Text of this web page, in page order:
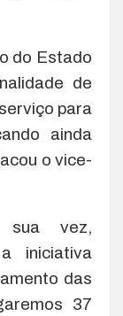
do Estado
de
para
ainda
o vice-
sua vez,
iniciativa
das
37